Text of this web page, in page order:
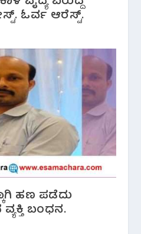
ಓರ್ವ ಆರೆಸ್ಟ್.
ಹಣ ಪಡೆದು
ಬಂಧನ.